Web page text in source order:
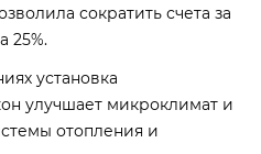
сократить счета за
25%.
установка
улучшает микроклимат и
отопления и